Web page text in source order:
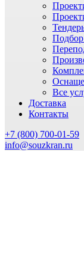
Подбор
Все
Доставка
Контакты
+7 (800) 700-01-59
info@souzkran.ru